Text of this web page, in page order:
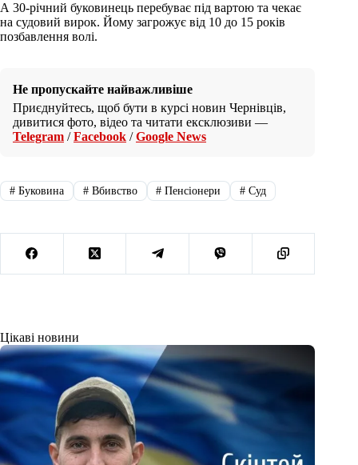
А 30-річний буковинець перебуває під вартою та чекає
на судовий вирок. Йому загрожує від 10 до 15 років
позбавлення волі.
Не пропускайте найважливіше
Приєднуйтесь, щоб бути в курсі новин Чернівців,
дивитися фото, відео та читати ексклюзиви —
Telegram /Facebook /Google News
#Буковина #Вбивство # Пенсіонери # Суд
Цікаві новини